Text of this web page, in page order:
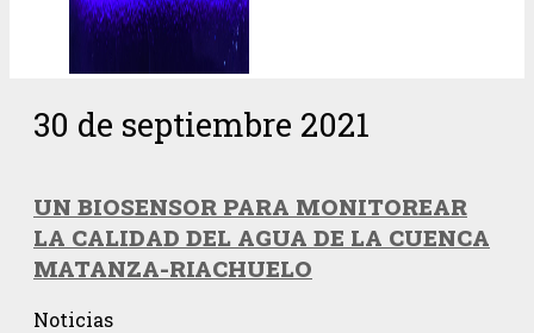
30 de septiembre 2021
UN BIOSENSOR PARA MONITOREAR
LA CALIDAD DEL AGUA DE LA CUENCA
MATANZA-RIACHUELO
Noticias